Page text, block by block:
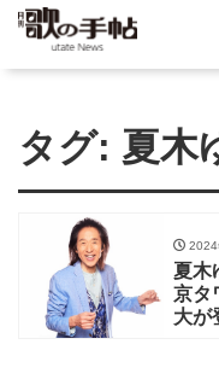
タグ: 夏木
2024
夏木
京タ
大が